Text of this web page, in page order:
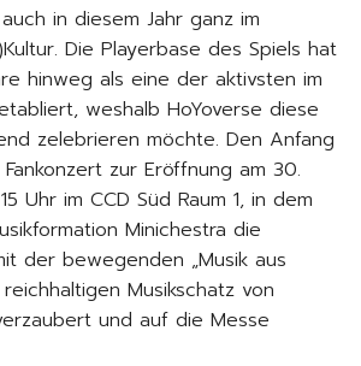
in diesem Jahr ganz im
Die Playerbase des Spiels hat
hinweg als eine der aktivsten im
weshalb HoYoverse diese
zelebrieren möchte. Den Anfang
zur Eröffnung am 30.
Uhr im CCD Süd Raum 1, in dem
Minichestra die
der bewegenden „Musik aus
Musikschatz von
und auf die Messe